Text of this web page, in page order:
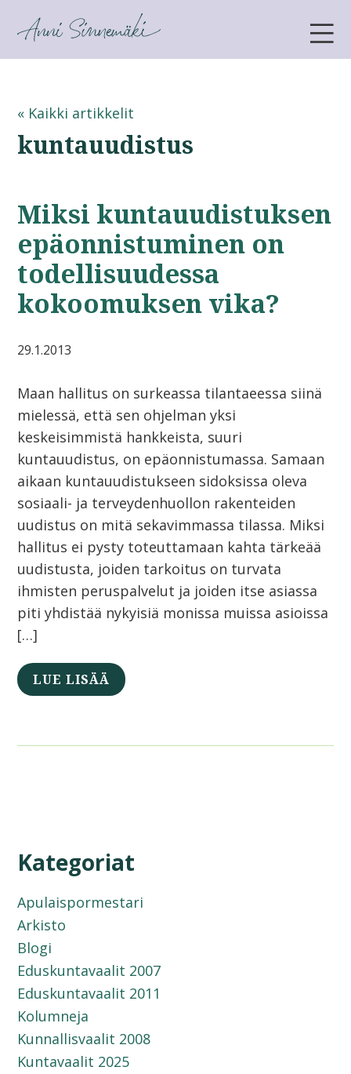
ANNI SINNEMÄKI
« Kaikki artikkelit
kuntauudistus
Miksi kuntauudistuksen
epäonnistuminen on
todellisuudessa
kokoomuksen vika?
29.1.2013
Maan hallitus on surkeassa tilantaeessa siinä
mielessä, että sen ohjelman yksi
keskeisimmistä hankkeista, suuri
kuntauudistus, on epäonnistumassa. Samaan
aikaan kuntauudistukseen sidoksissa oleva
sosiaali- ja terveydenhuollon rakenteiden
uudistus on mitä sekavimmassa tilassa. Miksi
hallitus ei pysty toteuttamaan kahta tärkeää
uudistusta, joiden tarkoitus on turvata
ihmisten peruspalvelut ja joiden itse asiassa
piti yhdistää nykyisiä monissa muissa asioissa
[…]
LUE LISÄÄ
Kategoriat
Apulaispormestari
Arkisto
Blogi
Eduskuntavaalit 2007
Eduskuntavaalit 2011
Kolumneja
Kunnallisvaalit 2008
Kuntavaalit 2025